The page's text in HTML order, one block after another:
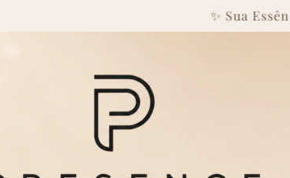
Visite Nosso Showroom No
✨ Sua Essência, Sua